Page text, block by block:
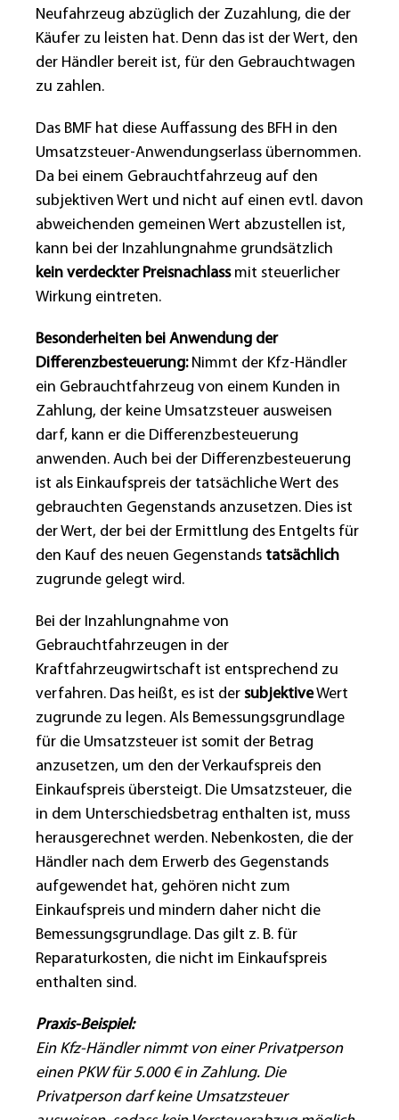
Neufahrzeug abzüglich der Zuzahlung, die der
Käufer zu leisten hat. Denn das ist der Wert, den
der Händler bereit ist, für den Gebrauchtwagen
zu zahlen.
Das BMF hat diese Auffassung des BFH in den
Umsatzsteuer-Anwendungserlass übernommen.
Da bei einem Gebrauchtfahrzeug auf den
subjektiven Wert und nicht auf einen evtl. davon
abweichenden gemeinen Wert abzustellen ist,
kann bei der Inzahlungnahme grundsätzlich
kein verdeckter Preisnachlassmit steuerlicher
Wirkung eintreten.
Besonderheiten bei Anwendung der
Differenzbesteuerung:Nimmt der Kfz-Händler
ein Gebrauchtfahrzeug von einem Kunden in
Zahlung, der keine Umsatzsteuer ausweisen
darf, kann er die Differenzbesteuerung
anwenden. Auch bei der Differenzbesteuerung
ist als Einkaufspreis der tatsächliche Wert des
gebrauchten Gegenstands anzusetzen. Dies ist
der Wert, der bei der Ermittlung des Entgelts für
den Kauf des neuen Gegenstands tatsächlich
zugrunde gelegt wird.
Bei der Inzahlungnahme von
Gebrauchtfahrzeugen in der
Kraftfahrzeugwirtschaft ist entsprechend zu
verfahren. Das heißt, es ist der subjektiveWert
zugrunde zu legen. Als Bemessungsgrundlage
für die Umsatzsteuer ist somit der Betrag
anzusetzen, um den der Verkaufspreis den
Einkaufspreis übersteigt. Die Umsatzsteuer, die
in dem Unterschiedsbetrag enthalten ist, muss
herausgerechnet werden. Nebenkosten, die der
Händler nach dem Erwerb des Gegenstands
aufgewendet hat, gehören nicht zum
Einkaufspreis und mindern daher nicht die
Bemessungsgrundlage. Das gilt z. B. für
Reparaturkosten, die nicht im Einkaufspreis
enthalten sind.
Praxis-Beispiel:
Ein Kfz-Händler nimmt von einer Privatperson
einen PKW für 5.000 € in Zahlung. Die
Privatperson darf keine Umsatzsteuer